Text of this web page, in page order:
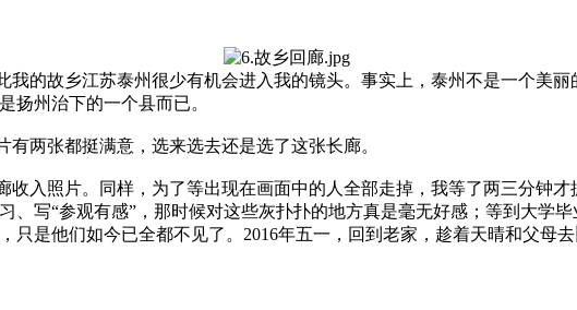
的故乡江苏泰州很少有机会进入我的镜头。事实上，泰州不是一个美
扬州治下的一个县而已。
两张都挺满意，选来选去还是选了这张长廊。
收入照片。同样，为了等出现在画面中的人全部走掉，我等了两三分钟
、写“参观有感”，那时候对这些灰扑扑的地方真是毫无好感；等到大学
是他们如今已全都不见了。2016年五一，回到老家，趁着天晴和父母